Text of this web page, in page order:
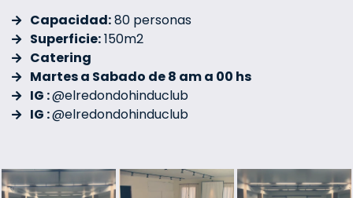
Capacidad:80 personas
Superficie:150m2
Catering
Martes a Sabado de 8 am a 00 hs
IG :@elredondohinduclub
IG :@elredondohinduclub